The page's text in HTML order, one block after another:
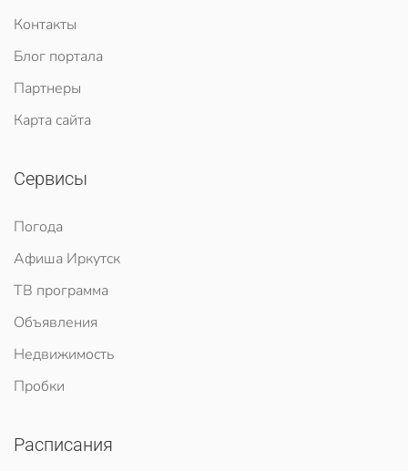
Контакты
Блог портала
Партнеры
Карта сайта
Сервисы
Погода
Афиша Иркутск
ТВ программа
Объявления
Недвижимость
Пробки
Расписания